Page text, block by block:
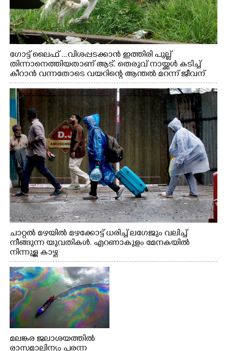
ഗോട്ട് ലൈഫ് ...വിശപ്പടക്കാൻ ഇത്തിരി പുല്ല്
തിന്നാനെത്തിയതാണ് ആട്. തെരുവ് നായ്ക്കൾ കടിച്ച്
കീറാൻ വന്നതോടെ വയറിന്റെ ആന്തൽ മറന്ന് ജീവന്
വേണ്ടിയായി ഓട്ടം. എറണാകുളം വാത്തുരുത്തിയിൽ
നിന്നുള്ള കാഴ്ച
ചാറ്റൽ മഴയിൽ മഴക്കോട്ട് ധരിച്ച് ലഗേജും വലിച്ച്
നീങ്ങുന്ന യുവതികൾ. എറണാകുളം മേനകയിൽ
നിന്നുള്ള കാഴ്ച
മലങ്കര ജലാശയത്തിൽ
രാസമാലിന്യം പരന്ന